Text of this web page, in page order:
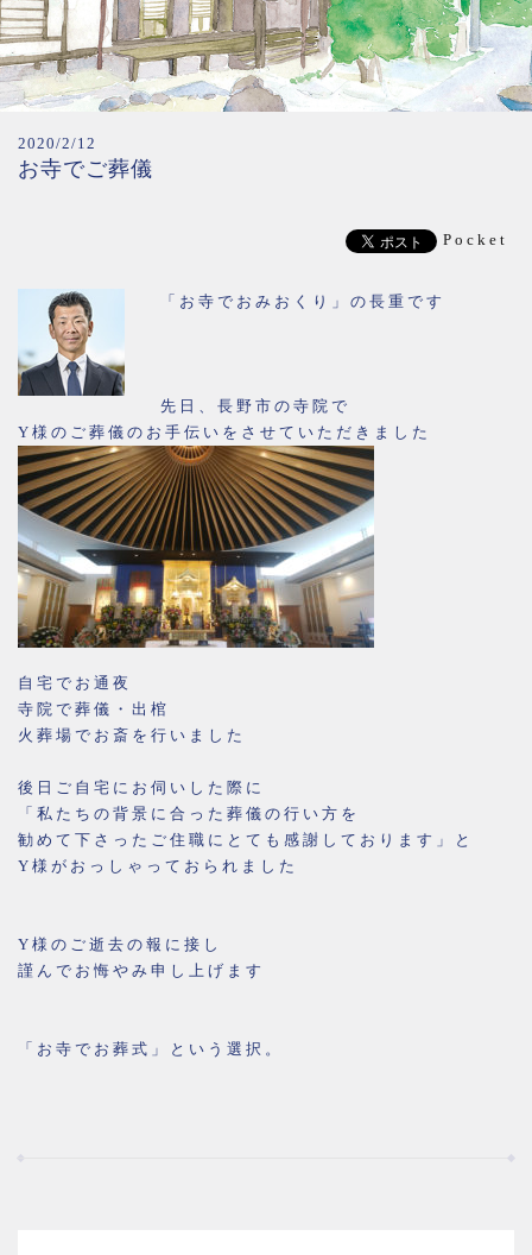
2020/2/12
お寺でご葬儀
Pocket
「お寺でおみおくり」の長重です
先日、長野市の寺院で
Y様のご葬儀のお手伝いをさせていただきました
自宅でお通夜
寺院で葬儀・出棺
火葬場でお斎を行いました
後日ご自宅にお伺いした際に
「私たちの背景に合った葬儀の行い方を
勧めて下さったご住職にとても感謝しております」と
Y様がおっしゃっておられました
Y様のご逝去の報に接し
謹んでお悔やみ申し上げます
「お寺でお葬式」という選択。